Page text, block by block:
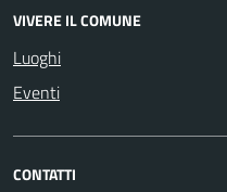
VIVERE IL COMUNE
Luoghi
Eventi
CONTATTI